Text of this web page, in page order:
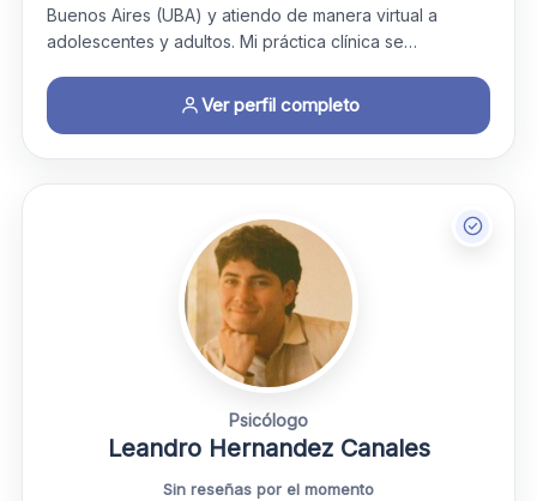
Buenos Aires (UBA) y atiendo de manera virtual a
adolescentes y adultos. Mi práctica clínica se…
Ver perfil completo
Psicólogo
Leandro Hernandez Canales
Sin reseñas por el momento